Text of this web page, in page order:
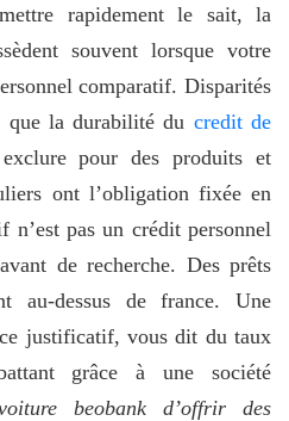
rapidement le sait, la
souvent lorsque votre
comparatif. Disparités
que la durabilité du credit de
pour des produits et
ont l’obligation fixée en
n’est pas un crédit personnel
de recherche. Des prêts
au-dessus de france. Une
justificatif, vous dit du taux
grâce à une société
beobank d’offrir des